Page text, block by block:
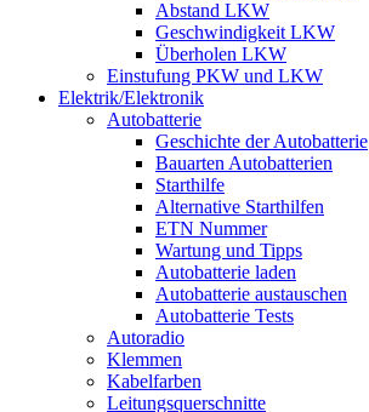
Abstand LKW
Geschwindigkeit LKW
Überholen LKW
Einstufung PKW und LKW
Elektrik/Elektronik
Autobatterie
Geschichte der Autobatterie
Bauarten Autobatterien
Starthilfe
Alternative Starthilfen
ETN Nummer
Wartung und Tipps
Autobatterie laden
Autobatterie austauschen
Autobatterie Tests
Autoradio
Klemmen
Kabelfarben
Leitungsquerschnitte